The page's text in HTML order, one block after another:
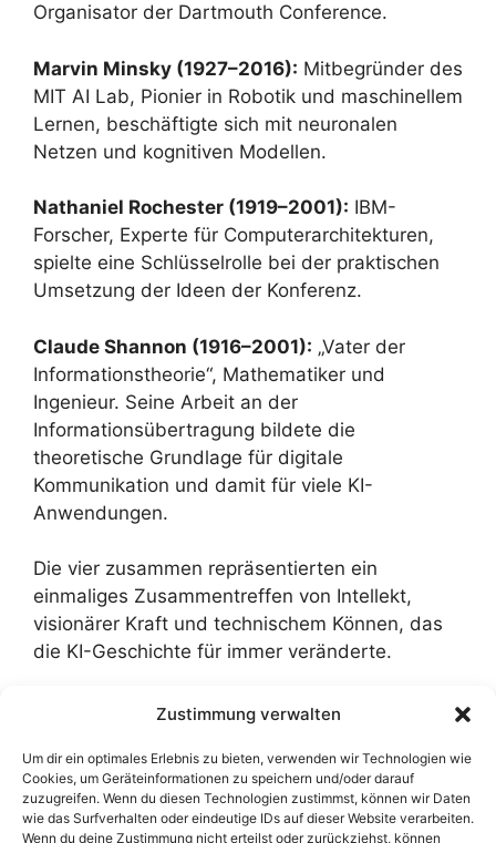
Zustimmung verwalten
Um dir ein optimales Erlebnis zu bieten, verwenden wir Technologien wie
Cookies, um Geräteinformationen zu speichern und/oder darauf
zuzugreifen. Wenn du diesen Technologien zustimmst, können wir Daten
wie das Surfverhalten oder eindeutige IDs auf dieser Website verarbeiten.
Wenn du deine Zustimmung nicht erteilst oder zurückziehst, können
Organisator der Dartmouth Conference.
Marvin Minsky (1927–2016): Mitbegründer des
MIT AI Lab, Pionier in Robotik und maschinellem
Lernen, beschäftigte sich mit neuronalen
Netzen und kognitiven Modellen.
Nathaniel Rochester (1919–2001): IBM-
Forscher, Experte für Computerarchitekturen,
spielte eine Schlüsselrolle bei der praktischen
Umsetzung der Ideen der Konferenz.
Claude Shannon (1916–2001): „Vater der
Informationstheorie“, Mathematiker und
Ingenieur. Seine Arbeit an der
Informationsübertragung bildete die
theoretische Grundlage für digitale
Kommunikation und damit für viele KI-
Anwendungen.
Die vier zusammen repräsentierten ein
einmaliges Zusammentreffen von Intellekt,
visionärer Kraft und technischem Können, das
die KI-Geschichte für immer veränderte.
Disclaimer: Dieser Text ist komplett KI-generiert
(ChatGPT-5, 12.09.2025). Die darin enthaltenen
Angaben wurden nicht überprüft. ZumPrompt.